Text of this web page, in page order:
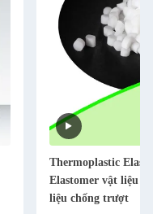
Thermoplastic
Elastomer vật liệu
liệu chống trượt